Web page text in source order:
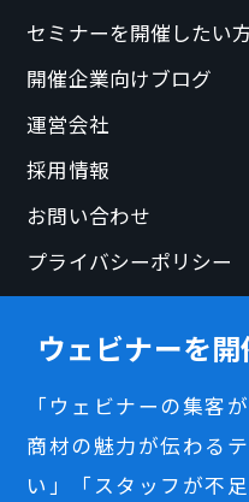
セミナーを開催したい
開催企業向けブログ
運営会社
採用情報
お問い合わせ
プライバシーポリシー
ウェビナーを
「ウェビナーの集客
商材の魅力が伝わる
い」「スタッフが不